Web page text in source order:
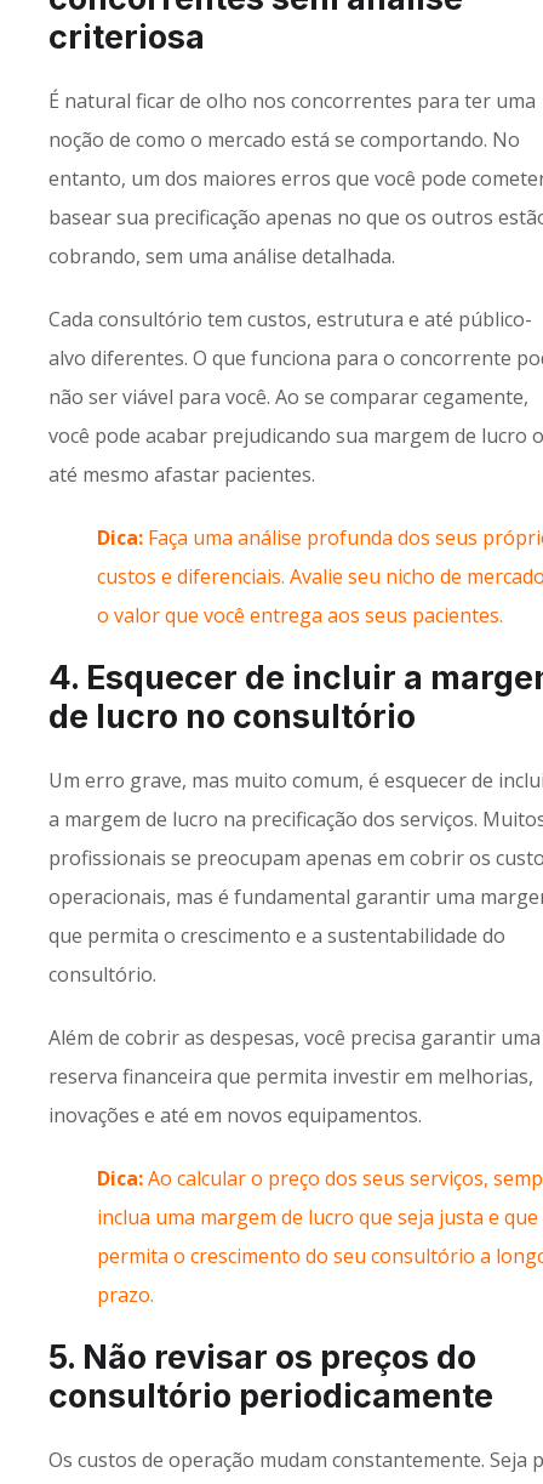
criteriosa
É natural ficar de olho nos concorrentes para ter uma
noção de como o mercado está se comportando. No
entanto, um dos maiores erros que você pode
basear sua precificação apenas no que os outros
cobrando, sem uma análise detalhada.
Cada consultório tem custos, estrutura e até público-
alvo diferentes. O que funciona para o concorrente
não ser viável para você. Ao se comparar cegamente,
você pode acabar prejudicando sua margem de lucro
até mesmo afastar pacientes.
Dica: Faça uma análise profunda dos seus
custos e diferenciais. Avalie seu nicho de
o valor que você entrega aos seus pacientes.
4. Esquecer de incluir a
de lucro no consultório
Um erro grave, mas muito comum, é esquecer de
a margem de lucro na precificação dos serviços.
profissionais se preocupam apenas em cobrir os
operacionais, mas é fundamental garantir uma
que permita o crescimento e a sustentabilidade do
consultório.
Além de cobrir as despesas, você precisa garantir uma
reserva financeira que permita investir em melhorias,
inovações e até em novos equipamentos.
Dica:Ao calcular o preço dos seus serviços,
inclua uma margem de lucro que seja justa e que
permita o crescimento do seu consultório a
prazo.
5. Não revisar os preços do
consultório periodicamente
Os custos de operação mudam constantemente. Seja